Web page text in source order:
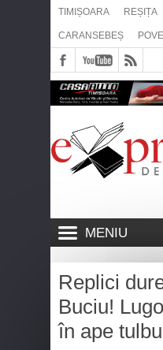
TIMIȘOARA REȘIȚA
CARANSEBEȘ
MENIU
Replici
Buciu!
în ape